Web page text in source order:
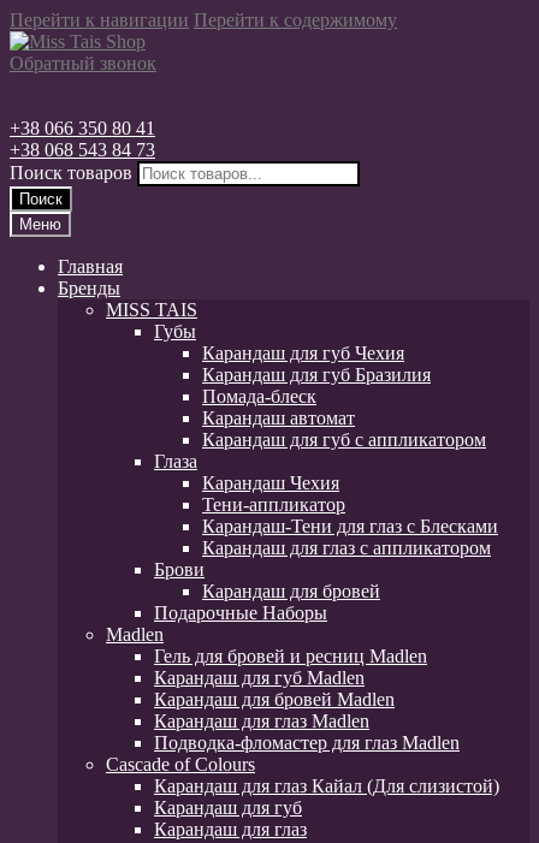
Перейти к навигации Перейти к содержимому
Обратный звонок
+38 066 350 80 41
+38 068 543 84 73
Поиск товаров
Поиск
Меню
Главная
Бренды
MISS TAIS
Губы
Карандаш для губ Чехия
Карандаш для губ Бразилия
Помада-блеск
Карандаш автомат
Карандаш для губ с аппликатором
Глаза
Карандаш Чехия
Тени-аппликатор
Карандаш-Тени для глаз с Блесками
Карандаш для глаз с аппликатором
Брови
Карандаш для бровей
Подарочные Наборы
Madlen
Гель для бровей и ресниц Madlen
Карандаш для губ Madlen
Карандаш для бровей Madlen
Карандаш для глаз Madlen
Подводка-фломастер для глаз Madlen
Cascade of Colours
Карандаш для глаз Кайал (Для слизистой)
Карандаш для губ
Карандаш для глаз